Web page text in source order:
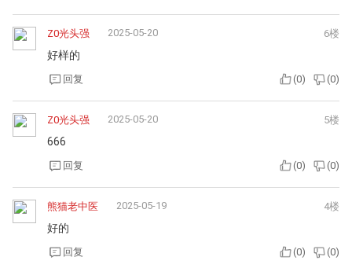
Z0光头强 2025-05-20 6楼
好样的
回复 (0) (0)
Z0光头强 2025-05-20 5楼
666
回复 (0) (0)
熊猫老中医 2025-05-19 4楼
好的
回复 (0) (0)